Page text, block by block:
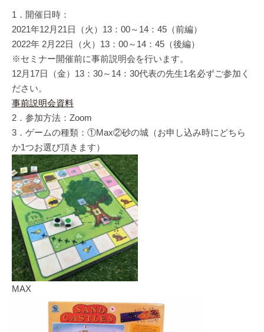
1．開催日時：
2021年12月21日（火）13：00～14：45（前編）
2022年 2月22日（火）13：00～14：45（後編）
※セミナー開催前に事前説明会を行います。
12月17日（金）13：30～14：30代表の先生1名必ずご参加く
ださい。
事前説明会資料
2．参加方法：Zoom
3．ゲームの種類：①Max②砂の城（お申し込み時にどちら
か1つお選び頂きます）
MAX